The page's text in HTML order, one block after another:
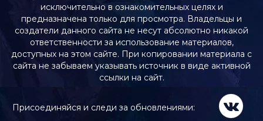
исключительно в ознакомительных целях и
предназначена только для просмотра. Владельцы и
создатели данного сайта не несут абсолютно никакой
ответственности за использование материалов,
доступных на этом сайте. При копировании материала с
сайта не забываем указывать источник в виде активной
ссылки на сайт.
Присоединяйся и следи за обновлениями: